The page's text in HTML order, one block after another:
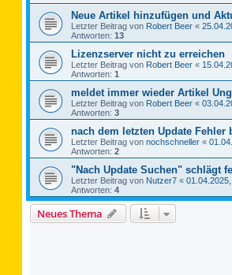
Neue Artikel hinzufügen und
Letzter Beitrag von Robert Beer «
Antworten: 13
Lizenzserver nicht zu erreichen
Letzter Beitrag von Robert Beer «
Antworten: 1
meldet immer wieder Artikel
Letzter Beitrag von Robert Beer «
Antworten: 3
nach dem letzten Update Fehler
Letzter Beitrag von nochschneller «
Antworten: 2
"Nach Update Suchen" schlägt
Letzter Beitrag von Nutzer7 «
Antworten: 4
Neues Thema